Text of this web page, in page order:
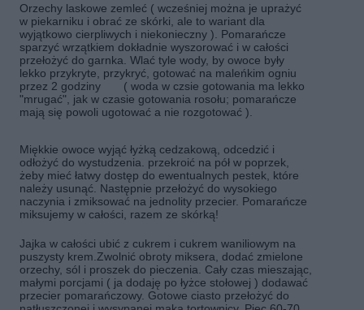
Orzechy laskowe zemleć ( wcześniej można je uprażyć
w piekarniku i obrać ze skórki, ale to wariant dla
wyjątkowo cierpliwych i niekonieczny ). Pomarańcze
sparzyć wrzątkiem dokładnie wyszorować i w całości
przełożyć do garnka. Wlać tyle wody, by owoce były
lekko przykryte, przykryć, gotować na maleńkim ogniu
przez 2 godziny ( woda w czsie gotowania ma lekko
"mrugać", jak w czasie gotowania rosołu; pomarańcze
mają się powoli ugotować a nie rozgotować ).
Miękkie owoce wyjąć łyżką cedzakową, odcedzić i
odłożyć do wystudzenia. przekroić na pół w poprzek,
żeby mieć łatwy dostęp do ewentualnych pestek, które
należy usunąć. Następnie przełożyć do wysokiego
naczynia i zmiksować na jednolity przecier. Pomarańcze
miksujemy w całości, razem ze skórką!
Jajka w całości ubić z cukrem i cukrem waniliowym na
puszysty krem.Zwolnić obroty miksera, dodać zmielone
orzechy, sól i proszek do pieczenia. Cały czas mieszając,
małymi porcjami ( ja dodaję po łyżce stołowej ) dodawać
przecier pomarańczowy. Gotowe ciasto przełożyć do